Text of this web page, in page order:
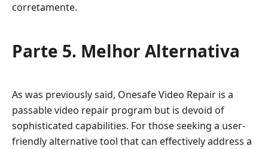
corretamente.
Parte 5. Melhor Alternativa
As was previously said, Onesafe Video Repair is a
passable video repair program but is devoid of
sophisticated capabilities. For those seeking a user-
friendly alternative tool that can effectively address a